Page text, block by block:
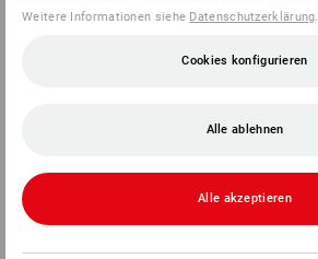
Strauss België BV
Weitere Informationen siehe Datenschutzerklärung.
Cookies konfigurieren
Alle ablehnen
Alle akzeptieren